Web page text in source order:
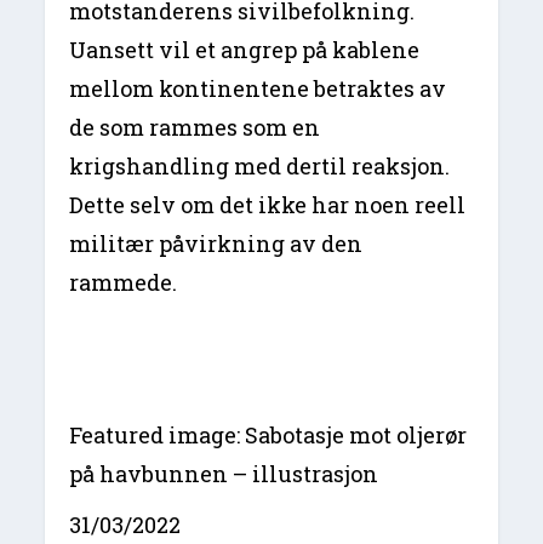
motstanderens sivilbefolkning.
Uansett vil et angrep på kablene
mellom kontinentene betraktes av
de som rammes som en
krigshandling med dertil reaksjon.
Dette selv om det ikke har noen reell
militær påvirkning av den
rammede.
Featured image: Sabotasje mot oljerør
på havbunnen – illustrasjon
31/03/2022